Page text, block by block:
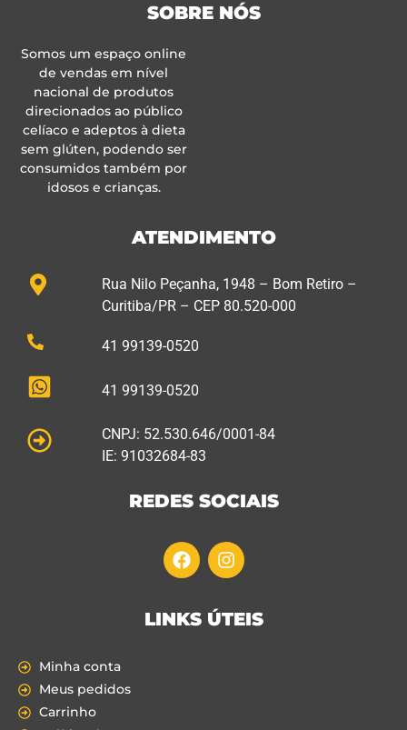
SOBRE NÓS
Somos um espaço online
de vendas em nível
nacional de produtos
direcionados ao público
celíaco e adeptos à dieta
sem glúten, podendo ser
consumidos também por
idosos e crianças.
ATENDIMENTO
Rua Nilo Peçanha, 1948 – Bom Retiro –
Curitiba/PR – CEP 80.520-000
41 99139-0520
41 99139-0520
CNPJ: 52.530.646/0001-84
IE: 91032684-83
REDES SOCIAIS
LINKS ÚTEIS
Minha conta
Meus pedidos
Carrinho